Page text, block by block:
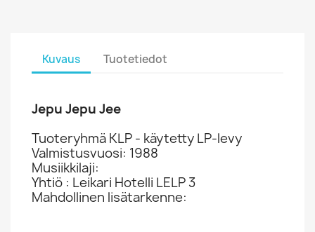
Kuvaus Tuotetiedot
Jepu Jepu Jee
Tuoteryhmä KLP - käytetty LP-levy
Valmistusvuosi: 1988
Musiikkilaji:
Yhtiö : Leikari Hotelli LELP 3
Mahdollinen lisätarkenne: